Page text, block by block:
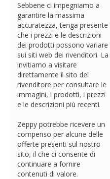
Sebbene ci impegniamo a
garantire la massima
accuratezza, tenga presente
che i prezzi e le descrizioni
dei prodotti possono variare
sui siti web dei rivenditori. La
invitiamo a visitare
direttamente il sito del
rivenditore per consultare le
immagini, i prodotti, i prezzi
e le descrizioni più recenti.
Zeppy potrebbe ricevere un
compenso per alcune delle
offerte presenti sul nostro
sito, il che ci consente di
continuare a fornire
contenuti di valore.